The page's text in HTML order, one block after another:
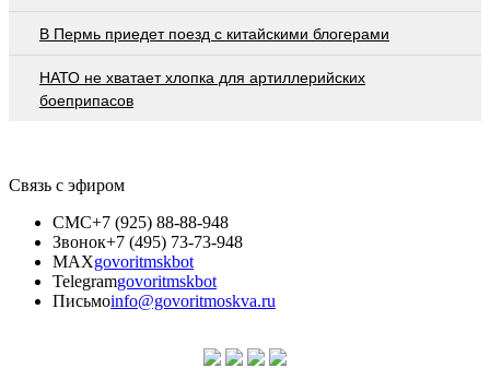
В Пермь приедет поезд с китайскими блогерами
НАТО не хватает хлопка для артиллерийских
боеприпасов
Связь с эфиром
СМС+7 (925) 88-88-948
Звонок+7 (495) 73-73-948
MAXgovoritmskbot
Telegramgovoritmskbot
Письмоinfo@govoritmoskva.ru